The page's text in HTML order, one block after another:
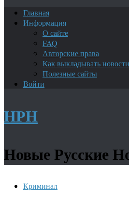
Главная
Информация
О сайте
FAQ
Авторские права
Как выкладывать новости
Полезные сайты
Войти
НРН
Новые Русские
Криминал